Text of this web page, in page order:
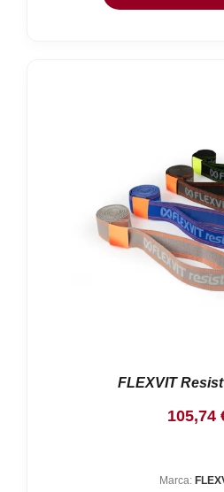
FLEXVIT
105,74
Marca: